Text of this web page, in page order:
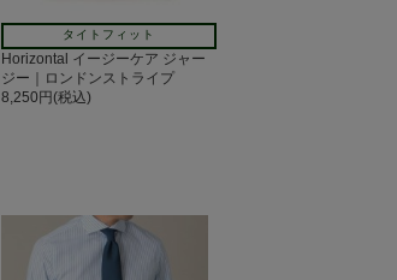
タイトフィット
Horizontal イージーケア ジャー
ジー｜ロンドンストライプ
8,250円(税込)